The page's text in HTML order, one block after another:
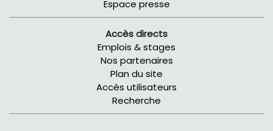
Espace presse
Accès directs
Emplois & stages
Nos partenaires
Plan du site
Accès utilisateurs
Recherche